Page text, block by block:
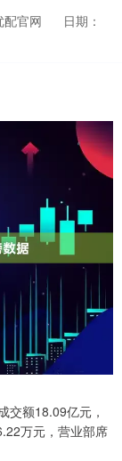
配官网
日期：
交额18.09亿元，
万元，营业部席